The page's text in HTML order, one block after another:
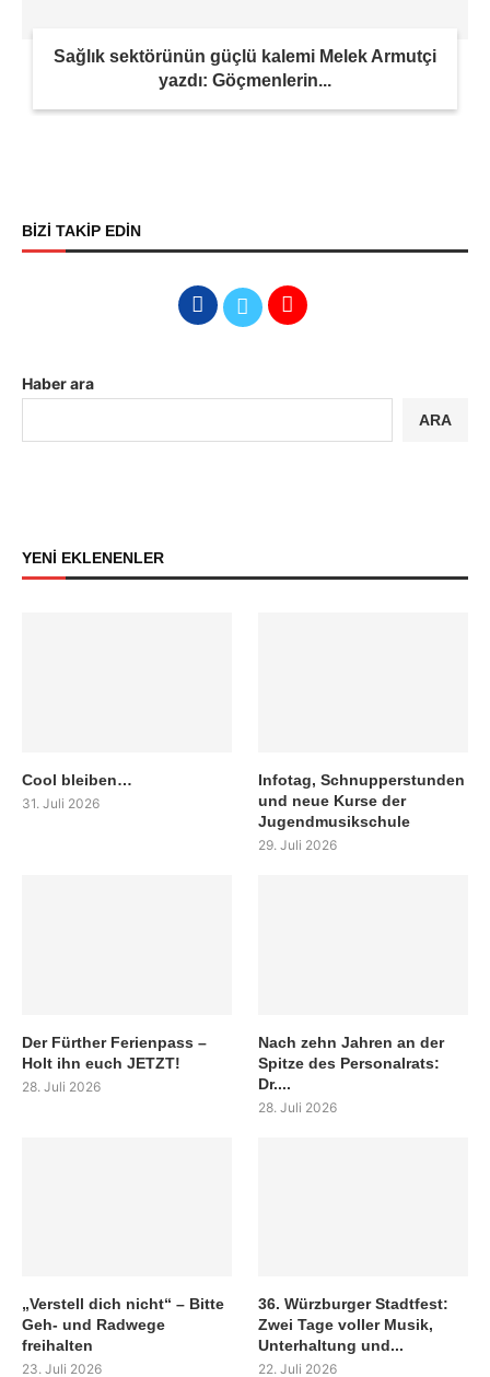
Sağlık sektörünün güçlü kalemi Melek Armutçi
yazdı: Göçmenlerin...
BİZİ TAKİP EDİN
Haber ara
ARA
YENİ EKLENENLER
Cool bleiben…
31. Juli 2026
Infotag, Schnupperstunden
und neue Kurse der
Jugendmusikschule
29. Juli 2026
Der Fürther Ferienpass –
Holt ihn euch JETZT!
28. Juli 2026
Nach zehn Jahren an der
Spitze des Personalrats:
Dr....
28. Juli 2026
„Verstell dich nicht“ – Bitte
Geh- und Radwege
freihalten
23. Juli 2026
36. Würzburger Stadtfest:
Zwei Tage voller Musik,
Unterhaltung und...
22. Juli 2026